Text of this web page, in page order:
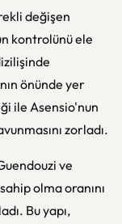
değişen
kontrolünü ele
önünde yer
ile Asensio'nun
zorladı.
ve
olma oranını
Bu yapı,